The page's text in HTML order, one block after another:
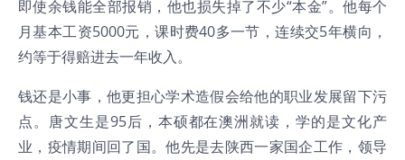
即使余钱能全部报销，他也损失掉了不少“本金”。他每个
月基本工资5000元，课时费40多一节，连续交5年横向，
约等于得赔进去一年收入。
钱还是小事，他更担心学术造假会给他的职业发展留下污
点。唐文生是95后，本硕都在澳洲就读，学的是文化产
业，疫情期间回了国。他先是去陕西一家国企工作，领导